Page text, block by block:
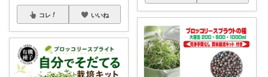
コレ いいね